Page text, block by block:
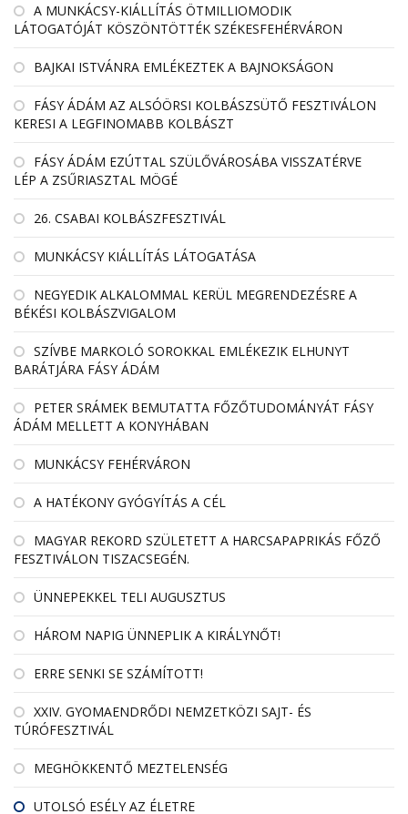
A MUNKÁCSY-KIÁLLÍTÁS ÖTMILLIOMODIK
LÁTOGATÓJÁT KÖSZÖNTÖTTÉK SZÉKESFEHÉRVÁRON
BAJKAI ISTVÁNRA EMLÉKEZTEK A BAJNOKSÁGON
FÁSY ÁDÁM AZ ALSÓÖRSI KOLBÁSZSÜTŐ FESZTIVÁLON
KERESI A LEGFINOMABB KOLBÁSZT
FÁSY ÁDÁM EZÚTTAL SZÜLŐVÁROSÁBA VISSZATÉRVE
LÉP A ZSŰRIASZTAL MÖGÉ
26. CSABAI KOLBÁSZFESZTIVÁL
MUNKÁCSY KIÁLLÍTÁS LÁTOGATÁSA
NEGYEDIK ALKALOMMAL KERÜL MEGRENDEZÉSRE A
BÉKÉSI KOLBÁSZVIGALOM
SZÍVBE MARKOLÓ SOROKKAL EMLÉKEZIK ELHUNYT
BARÁTJÁRA FÁSY ÁDÁM
PETER SRÁMEK BEMUTATTA FŐZŐTUDOMÁNYÁT FÁSY
ÁDÁM MELLETT A KONYHÁBAN
MUNKÁCSY FEHÉRVÁRON
A HATÉKONY GYÓGYÍTÁS A CÉL
MAGYAR REKORD SZÜLETETT A HARCSAPAPRIKÁS FŐZŐ
FESZTIVÁLON TISZACSEGÉN.
ÜNNEPEKKEL TELI AUGUSZTUS
HÁROM NAPIG ÜNNEPLIK A KIRÁLYNŐT!
ERRE SENKI SE SZÁMÍTOTT!
XXIV. GYOMAENDRŐDI NEMZETKÖZI SAJT- ÉS
TÚRÓFESZTIVÁL
MEGHÖKKENTŐ MEZTELENSÉG
UTOLSÓ ESÉLY AZ ÉLETRE